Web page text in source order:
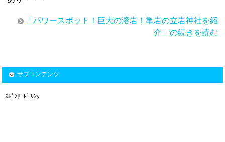
「パワースポット！巨大の溶岩！亀岩の立岩神社を紹
介」の続きを読む
サブコンテンツ
ｽﾎﾟﾝｻｰﾄﾞ ﾘﾝｸ